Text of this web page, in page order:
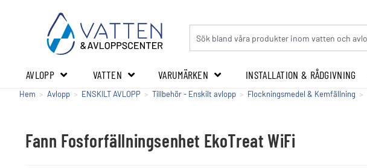
AVLOPP VATTEN VARUMÄRKEN INSTALLATION & RÅDGIVNING
Hem > Avlopp > ENSKILT AVLOPP > Tillbehör - Enskilt avlopp > Flockningsmedel & Kemfällning >
Fann Fosforfällningsenhet EkoTreat WiFi